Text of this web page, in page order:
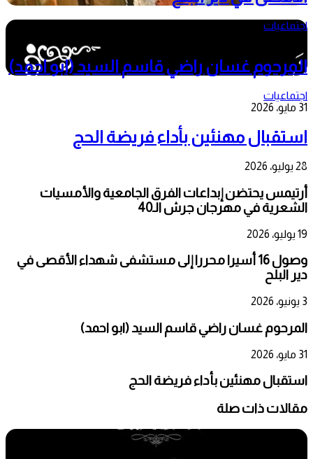
اجتماعيات
المرحوم غسان راضي قاسم السيد (ابو احمد)
اجتماعيات
31 مايو، 2026
استقبال مهنئين بأداء فريضة الحج
28 يوليو، 2026
أرتيمس يحتضن إبداعات الفرق الجامعية والأمسيات
الشعرية في مهرجان جرش الـ40
19 يوليو، 2026
وصول 16 أسيرا محررا إلى مستشفى شهداء الأقصى في
دير البلح
3 يونيو، 2026
المرحوم غسان راضي قاسم السيد (ابو احمد)
31 مايو، 2026
استقبال مهنئين بأداء فريضة الحج
مقالات ذات صلة